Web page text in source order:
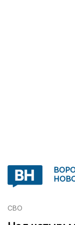
СВО